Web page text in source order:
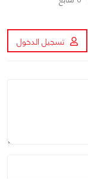
تسجيل الدخول